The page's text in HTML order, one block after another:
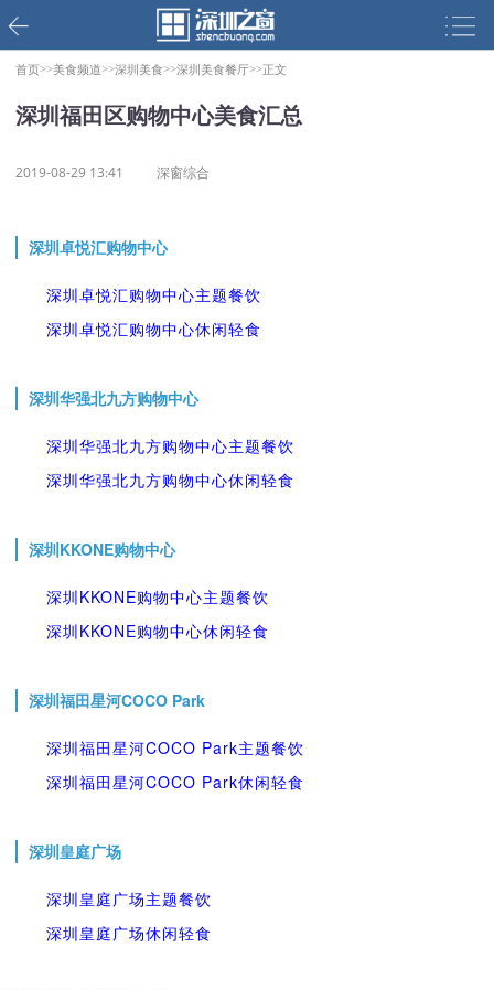
首页>>美食频道>>深圳美食>>深圳美食餐厅>>正文
深圳福田区购物中心美食汇总
2019-08-29 13:41 深窗综合
深圳卓悦汇购物中心
深圳卓悦汇购物中心主题餐饮
深圳卓悦汇购物中心休闲轻食
深圳华强北九方购物中心
深圳华强北九方购物中心主题餐饮
深圳华强北九方购物中心休闲轻食
深圳KKONE购物中心
深圳KKONE购物中心主题餐饮
深圳KKONE购物中心休闲轻食
深圳福田星河COCO Park
深圳福田星河COCO Park主题餐饮
深圳福田星河COCO Park休闲轻食
深圳皇庭广场
深圳皇庭广场主题餐饮
深圳皇庭广场休闲轻食